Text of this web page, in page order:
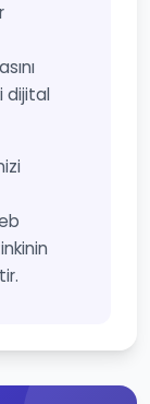
dijital